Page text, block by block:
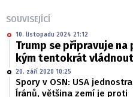
SOUVISEJÍCÍ
10. listopadu 2024 21:12
Trump se připravuje
kým tentokrát
20. září 2020 10:25
Spory v OSN: USA
Íránů, většina zemí je proti